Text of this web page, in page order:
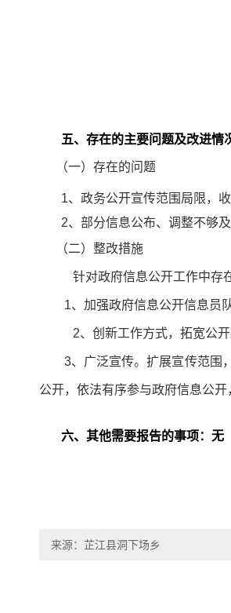
五、 存在的主要问题及改进情
（一）存在的问题
1、政务公开宣传范围局限，
2、部分信息公布、调整不够
（二）整改措施
针对政府信息公开工作中存
1、加强政府信息公开信息员
2、创新工作方式，拓宽公
3、广泛宣传。扩展宣传范围
公开，依法有序参与政府信息公
六、其他需要报告的事项：无
来源：芷江县洞下场乡